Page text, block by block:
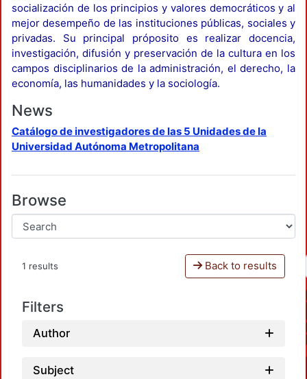
socialización de los principios y valores democráticos y al
mejor desempeño de las instituciones públicas, sociales y
privadas. Su principal próposito es realizar docencia,
investigación, difusión y preservación de la cultura en los
campos disciplinarios de la administración, el derecho, la
economía, las humanidades y la sociología.
News
Catálogo de investigadores de las 5 Unidades de la
Universidad Autónoma Metropolitana
Browse
1 results Back to results
Filters
Author
Subject